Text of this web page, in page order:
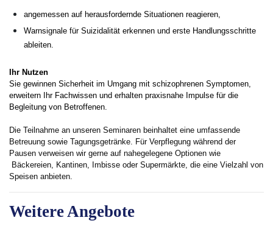
angemessen auf herausfordernde Situationen reagieren,
Warnsignale für Suizidalität erkennen und erste Handlungsschritte
ableiten.
Ihr Nutzen
Sie gewinnen Sicherheit im Umgang mit schizophrenen Symptomen,
erweitern Ihr Fachwissen und erhalten praxisnahe Impulse für die
Begleitung von Betroffenen.
Die Teilnahme an unseren Seminaren beinhaltet eine umfassende
Betreuung sowie Tagungsgetränke. Für Verpflegung während der
Pausen verweisen wir gerne auf nahegelegene Optionen wie
Bäckereien, Kantinen, Imbisse oder Supermärkte, die eine Vielzahl von
Speisen anbieten.
Weitere Angebote